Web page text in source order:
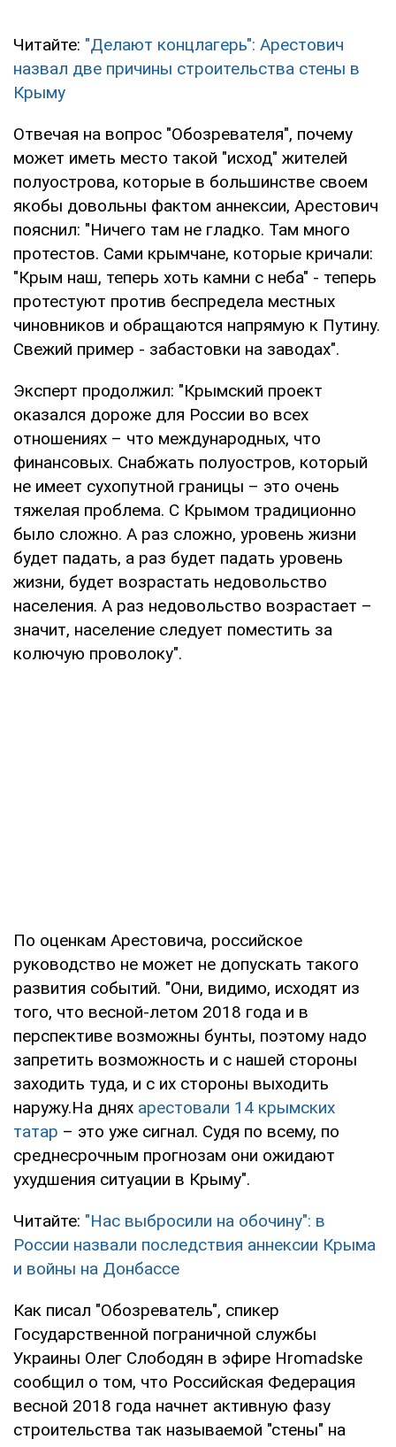
Читайте: "Делают концлагерь": Арестович
назвал две причины строительства стены в
Крыму
Отвечая на вопрос "Обозревателя", почему
может иметь место такой "исход" жителей
полуострова, которые в большинстве своем
якобы довольны фактом аннексии, Арестович
пояснил: "Ничего там не гладко. Там много
протестов. Сами крымчане, которые кричали:
"Крым наш, теперь хоть камни с неба" - теперь
протестуют против беспредела местных
чиновников и обращаются напрямую к Путину.
Свежий пример - забастовки на заводах".
Эксперт продолжил: "Крымский проект
оказался дороже для России во всех
отношениях – что международных, что
финансовых. Снабжать полуостров, который
не имеет сухопутной границы – это очень
тяжелая проблема. С Крымом традиционно
было сложно. А раз сложно, уровень жизни
будет падать, а раз будет падать уровень
жизни, будет возрастать недовольство
населения. А раз недовольство возрастает –
значит, население следует поместить за
колючую проволоку".
По оценкам Арестовича, российское
руководство не может не допускать такого
развития событий. "Они, видимо, исходят из
того, что весной-летом 2018 года и в
перспективе возможны бунты, поэтому надо
запретить возможность и с нашей стороны
заходить туда, и с их стороны выходить
наружу.На днях арестовали 14 крымских
татар – это уже сигнал. Судя по всему, по
среднесрочным прогнозам они ожидают
ухудшения ситуации в Крыму".
Читайте: "Нас выбросили на обочину": в
России назвали последствия аннексии Крыма
и войны на Донбассе
Как писал "Обозреватель", спикер
Государственной пограничной службы
Украины Олег Слободян в эфире Hromadske
сообщил о том, что Российская Федерация
весной 2018 года начнет активную фазу
строительства так называемой "стены" на